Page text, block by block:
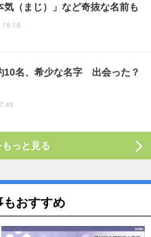
気（まじ）」など奇抜な名前も
16:18
10名、希少な名字 出会った？
っと見る
もおすすめ